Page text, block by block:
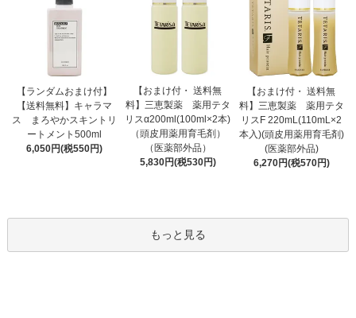
【ランダムおまけ付】
【送料無料】キャラマ
ス まろやかスキントリ
ートメント500ml
6,050円(税550円)
【おまけ付・ 送料無
料】三恵製薬 薬用テタ
リスα200ml(100ml×2本)
（頭皮用薬用育毛剤）
（医薬部外品）
5,830円(税530円)
【おまけ付・ 送料無
料】三恵製薬 薬用テタ
リスF 220mL(110mL×2
本入)(頭皮用薬用育毛剤)
(医薬部外品)
6,270円(税570円)
もっと見る